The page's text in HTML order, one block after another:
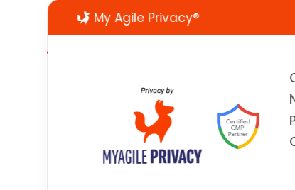
My Agile Privacy®